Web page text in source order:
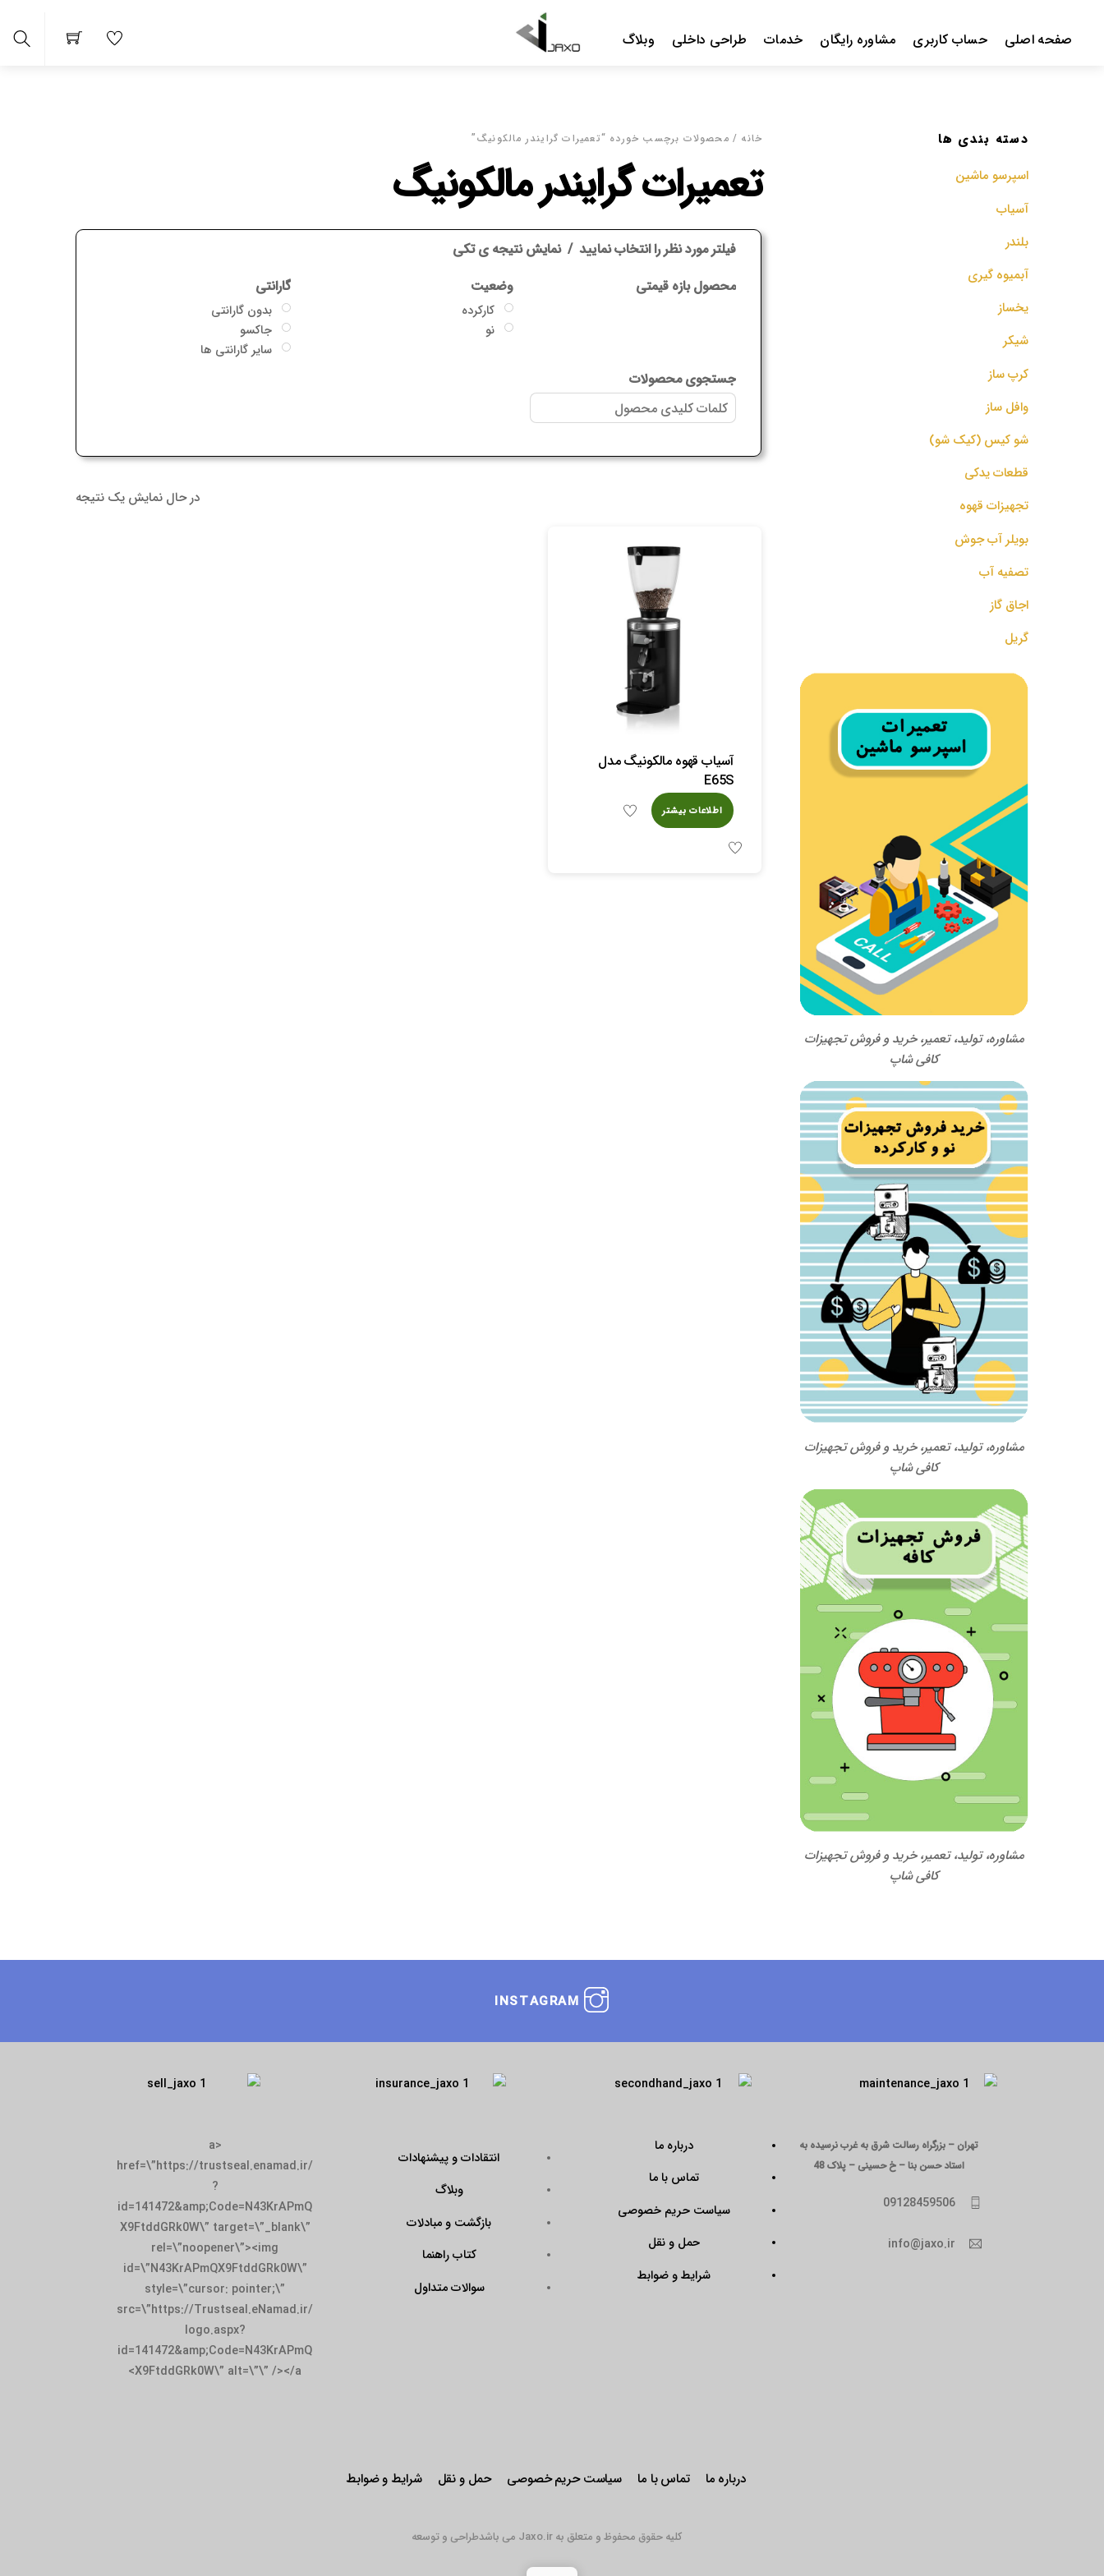
صفحه اصلی حساب کاربری مشاوره رایگان خدمات طراحی داخلی وبلاگ
خانه / محصولات برچسب خورده “تعمیرات گرایندر مالکونیگ”
تعمیرات گرایندر مالکونیگ
فیلتر مورد نظر را انتخاب نمایید نمایش نتیجه ی تکی
محصول بازه قیمتی وضعیت
کارکرده
نو
گارانتی
بدون گارانتی
جاکسو
سایر گارانتی ها
جستجوی محصولات
در حال نمایش یک نتیجه
آسیاب قهوه مالکونیگ مدل
E65S
اطلاعات بیشتر
دسته بندی ها
اسپرسو‌ ماشین
آسیاب
بلندر
آبمیوه گیری
یخساز
شیکر
کرپ ساز
وافل ساز
شو کیس (کیک شو)
قطعات یدکی
تجهیزات قهوه
بویلر آب جوش
تصفیه آب
اجاق گاز
گریل
مشاوره، تولید، تعمیر، خرید و فروش تجهیزات
کافی شاپ
مشاوره، تولید، تعمیر، خرید و فروش تجهیزات
کافی شاپ
مشاوره، تولید، تعمیر، خرید و فروش تجهیزات
کافی شاپ
INSTAGRAM
تهران – بزرگراه رسالت شرق به غرب نرسیده به
استاد حسن بنا – خ حسینی – پلاک 48
09128459506
info@jaxo.ir
درباره ما
تماس با ما
سیاست حریم خصوصی
حمل و نقل
شرایط و ضوابط
انتقادات و پیشنهادات
وبلاگ
بازگشت و مبادلات
کتاب راهنما
سوالات متداول
<a
href=\”https://trustseal.enamad.ir/
?
id=141472&amp;Code=N43KrAPmQ
X9FtddGRk0W\” target=\”_blank\”
rel=\”noopener\”><img
id=\”N43KrAPmQX9FtddGRk0W\”
style=\”cursor: pointer;\”
src=\”https://Trustseal.eNamad.ir/
logo.aspx?
id=141472&amp;Code=N43KrAPmQ
X9FtddGRk0W\” alt=\”\” /></a>
درباره ما تماس با ما سیاست حریم خصوصی حمل و نقل شرایط و ضوابط
کلیه حقوق محفوظ و متعلق به Jaxo.ir می باشد طراحی و توسعه